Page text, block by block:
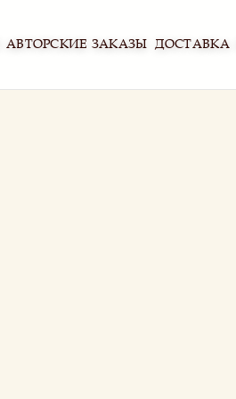
АВТОРСКИЕ ЗАКАЗЫ ДОСТАВКА